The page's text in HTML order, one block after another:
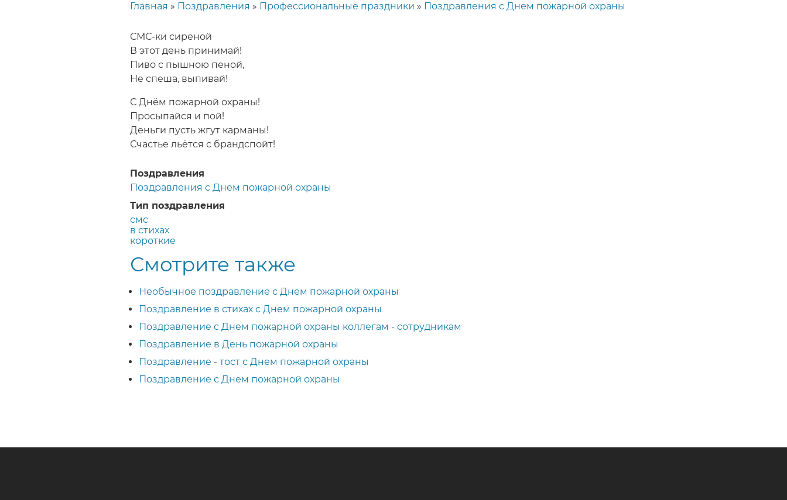
навигации
Главная Поздравления Профессиональные праздники Поздравления с Днем пожарной охраны
СМС-ки сиреной
В этот день принимай!
Пиво с пышною пеной,
Не спеша, выпивай!
С Днём пожарной охраны!
Просыпайся и пой!
Деньги пусть жгут карманы!
Счастье льётся с брандспойт!
Поздравления
Поздравления с Днем пожарной охраны
Тип поздравления
смс
в стихах
короткие
Смотрите также
Необычное поздравление с Днем пожарной охраны
Поздравление в стихах с Днем пожарной охраны
Поздравление с Днем пожарной охраны коллегам - сотрудникам
Поздравление в День пожарной охраны
Поздравление - тост с Днем пожарной охраны
Поздравление с Днем пожарной охраны